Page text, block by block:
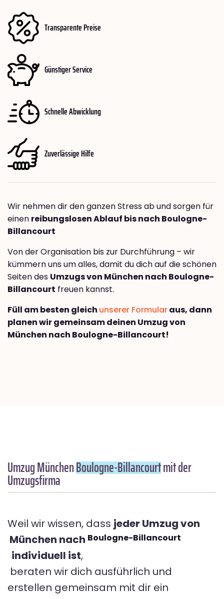
Transparente Preise
Günstiger Service
Schnelle Abwicklung
Zuverlässige Hilfe
Wir nehmen dir den ganzen Stress ab und sorgen für
einen reibungslosen Ablauf bis nach Boulogne-
Billancourt
Von der Organisation bis zur Durchführung – wir
kümmern uns um alles, damit du dich auf die schönen
Seiten des Umzugs von München nach Boulogne-
Billancourt freuen kannst.
Füll am besten gleich unserer Formularaus, dann
planen wir gemeinsam deinen Umzug von
München nach Boulogne-Billancourt!
Umzug MünchenBoulogne-Billancourtmit der
Umzugsfirma
Weil wir wissen, dass jeder Umzug von
München nach Boulogne-Billancourt
individuell ist,
beraten wir dich ausführlich und
erstellen gemeinsam mit dir ein